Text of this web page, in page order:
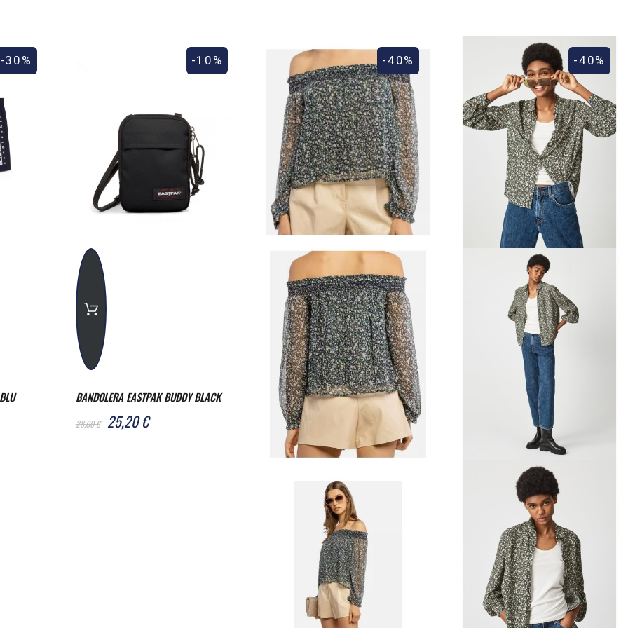
-30%
BANDOLERA EASTPAK BUDDY BLACK
28,00 € 25,20 €
-10% -40% -40%